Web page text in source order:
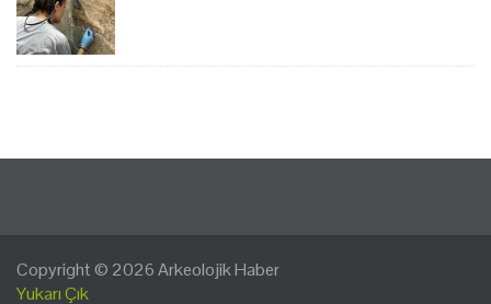
Copyright © 2026Arkeolojik Haber
Yukarı Çık